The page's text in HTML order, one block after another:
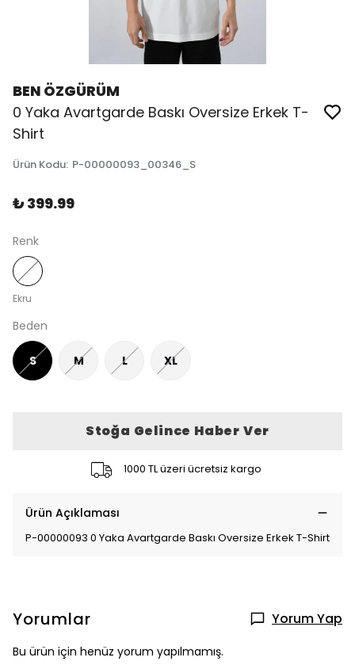
BEN ÖZGÜRÜM
0 Yaka Avartgarde Baskı Oversize Erkek T-
Shirt
Ürün Kodu: P-00000093_00346_S
₺ 399.99
Renk
Ekru
Beden
S M L XL
Stoğa Gelince Haber Ver
1000 TL üzeri ücretsiz kargo
Ürün Açıklaması
P-00000093 0 Yaka Avartgarde Baskı Oversize Erkek T-Shirt
Yorumlar Yorum Yap
Bu ürün için henüz yorum yapılmamış.